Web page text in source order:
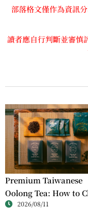
部落格文僅作為資訊
讀者應自行判斷並審慎
Premium Taiwanese
Oolong Tea: How to
High-Quality Loose
2026/08/11